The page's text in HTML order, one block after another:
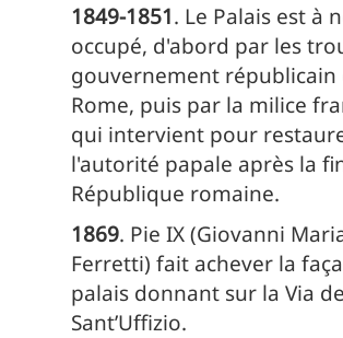
1849-1851. Le Palais est à
occupé, d'abord par les
gouvernement républicain
Rome, puis par la milice
qui intervient pour
l'autorité papale après la
République romaine.
1869. Pie IX (Giovanni
Ferretti) fait achever la
palais donnant sur la Via
Sant’Uffizio.